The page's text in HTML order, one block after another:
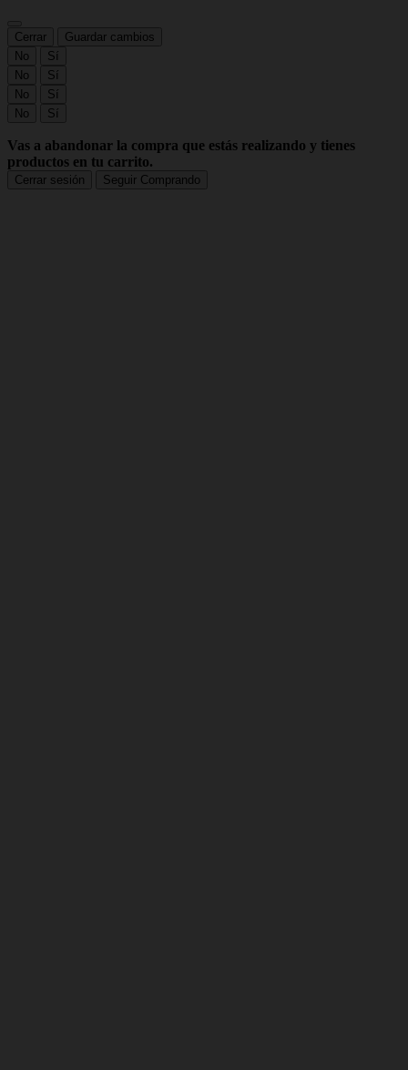
Cerrar
Guardar cambios
No
Sí
No
Sí
No
Sí
No
Sí
Vas a abandonar la compra que estás realizando y tienes
productos en tu carrito.
Cerrar sesión Seguir Comprando